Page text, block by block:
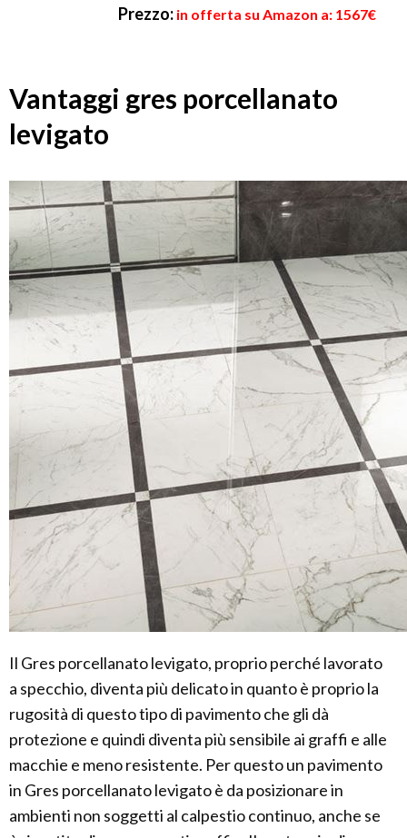
Prezzo: in offerta su Amazon a: 1567€
Vantaggi gres porcellanato
levigato
Il Gres porcellanato levigato, proprio perché lavorato
a specchio, diventa più delicato in quanto è proprio la
rugosità di questo tipo di pavimento che gli dà
protezione e quindi diventa più sensibile ai graffi e alle
macchie e meno resistente. Per questo un pavimento
in Gres porcellanato levigato è da posizionare in
ambienti non soggetti al calpestio continuo, anche se